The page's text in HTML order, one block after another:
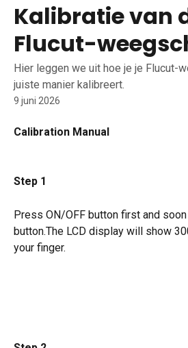
Kalibratie van
Flucut-
Hier leggen we uit hoe je je Flucut-
juiste manier kalibreert.
9 juni 2026
Calibration Manual
Step 1
Press ON/OFF button first and
button.The LCD display will show
your finger.